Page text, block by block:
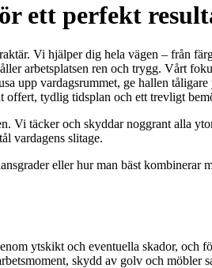
ett perfekt
Vi hjälper dig hela vägen – från
arbetsplatsen ren och trygg. Vårt
upp vardagsrummet, ge hallen
offert, tydlig tidsplan och ett trevligt
Vi täcker och skyddar noggrant alla
vardagens slitage.
eller hur man bäst kombinerar
ytskikt och eventuella skador, och
skydd av golv och möbler